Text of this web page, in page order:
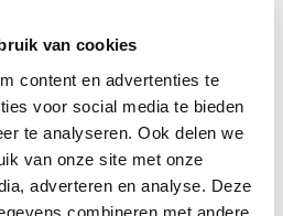
van cookies
content en advertenties te
voor social media te bieden
te analyseren. Ook delen we
van onze site met onze
adverteren en analyse. Deze
combineren met andere
is een betrekkelijk jong
klei en veen. Wind en water
de mens deed de rest.
grote invloed uit op het
Maar dat is niet altijd zo geweest.
was het gebied tussen
geen water maar land: